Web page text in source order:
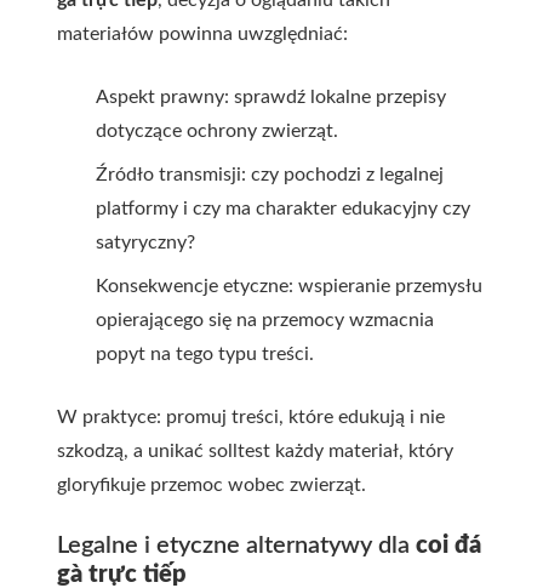
materiałów powinna uwzględniać:
Aspekt prawny: sprawdź lokalne przepisy
dotyczące ochrony zwierząt.
Źródło transmisji: czy pochodzi z legalnej
platformy i czy ma charakter edukacyjny czy
satyryczny?
Konsekwencje etyczne: wspieranie przemysłu
opierającego się na przemocy wzmacnia
popyt na tego typu treści.
W praktyce: promuj treści, które edukują i nie
szkodzą, a unikać solltest każdy materiał, który
gloryfikuje przemoc wobec zwierząt.
Legalne i etyczne alternatywy dla coi đá
gà trực tiếp